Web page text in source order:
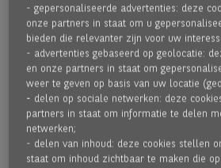
LAAT JE INSPIREREN
COLLEGA'S
Bij BNPP Fortis Factor is iedereen
- gepersonaliseerde advertenties: deze
onze partners in staat om u
bieden die relevanter zijn voor uw
- advertenties gebaseerd op geolocatie:
en onze partners in staat om
weer te geven op basis van uw locatie
- delen op sociale netwerken: deze
partners in staat om informatie te delen
netwerken;
- delen van inhoud: deze cookies stellen
staat om inhoud zichtbaar te maken die